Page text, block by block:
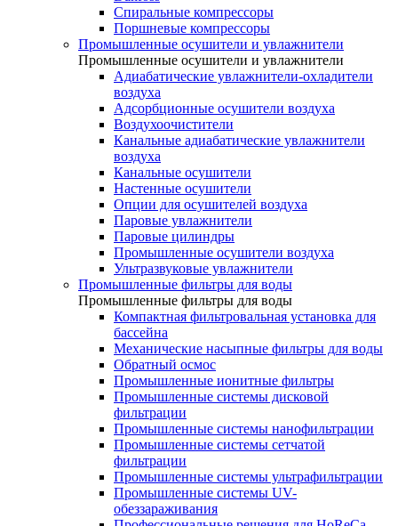
Спиральные компрессоры
Поршневые компрессоры
Промышленные осушители и увлажнители
Промышленные осушители и увлажнители
Адиабатические увлажнители-охладители
воздуха
Адсорбционные осушители воздуха
Воздухоочистители
Канальные адиабатические увлажнители
воздуха
Канальные осушители
Настенные осушители
Опции для осушителей воздуха
Паровые увлажнители
Паровые цилиндры
Промышленные осушители воздуха
Ультразвуковые увлажнители
Промышленные фильтры для воды
Промышленные фильтры для воды
Компактная фильтровальная установка для
бассейна
Механические насыпные фильтры для воды
Обратный осмос
Промышленные ионитные фильтры
Промышленные системы дисковой
фильтрации
Промышленные системы нанофильтрации
Промышленные системы сетчатой
фильтрации
Промышленные системы ультрафильтрации
Промышленные системы UV-
обеззараживания